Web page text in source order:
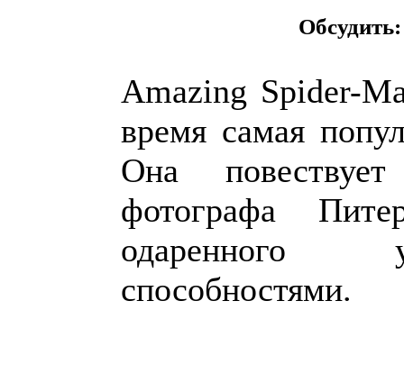
Amazing Spider-
время самая
Она
фотографа
одаренного
способностями.